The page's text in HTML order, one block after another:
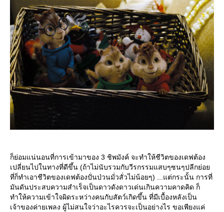
ก็ย่อมแน่นอนที่การเข้ามาของ 3 ชิพมังค์ จะทำให้ชีวิตของเดฟต้อง
เปลี่ยนไปในทางที่ดีขึ้น (ถ้าไม่นับรวมกับวีรกรรมแสบๆซนๆปลีกย่อ
ที่ก็ทำเอาชีวิตของเดฟต้องปั่นป่วนมั่วสั่วไม่น้อยๆ) ...แต่กระนั้น การที่
มันดันประสบความสำเร็จเป็นดาวดังดาวเด่นเกินความคาดคิด ก็
ทำให้ความเข้าใจผิดระหว่างคนกับสัตว์เกิดขึ้น ที่มีเบื้องหลังเป็น
เจ้าของค่ายเพลง ผู้ไม่สนใจว่าอะไรควรจะเป็นอย่างไร ขอเพียงแค่